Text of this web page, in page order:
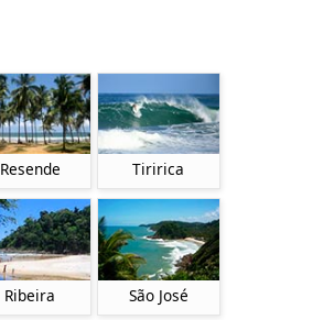
Resende Tiririca
Ribeira São José